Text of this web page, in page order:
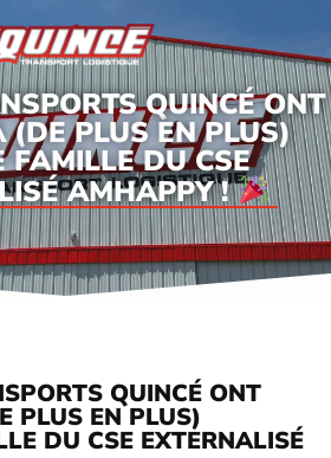
QUINCÉ ONT
(DE PLUS EN PLUS)
FAMILLE DU CSE
AMHAPPY !
QUINCÉ ONT
PLUS EN PLUS)
DU CSE EXTERNALISÉ